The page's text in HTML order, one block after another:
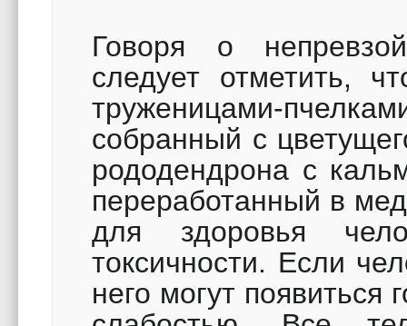
Говоря о
следует отметить,
труженицами-
собранный с
рододендрона с
переработанный в
для здоровья
токсичности. Если
него могут появиться